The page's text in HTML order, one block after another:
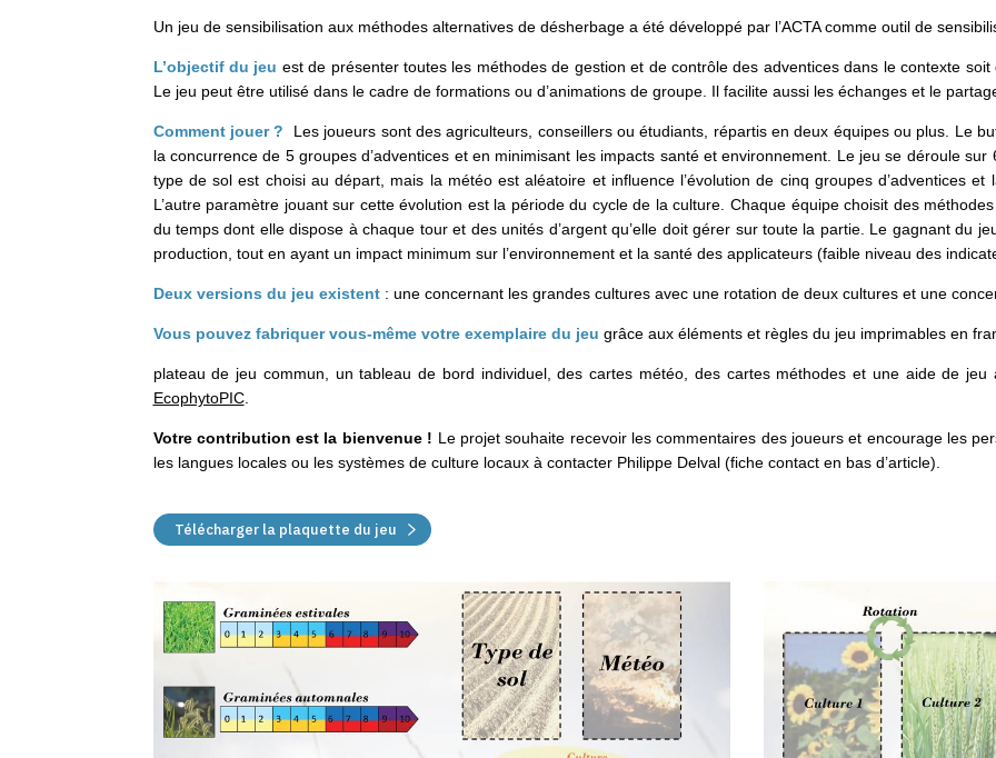
Un jeu de sensibilisation aux méthodes alternatives de désherbage a été développé par l’ACTA comme outil de
L’objectif du jeu est de présenter toutes les méthodes de gestion et de contrôle des adventices dans le contexte soit
Le jeu peut être utilisé dans le cadre de formations ou d’animations de groupe. Il facilite aussi les échanges et le
Comment jouer ?
Les joueurs sont des agriculteurs, conseillers ou étudiants, répartis en deux équipes ou plus. Le
la concurrence de 5 groupes d’adventices et en minimisant les impacts santé et environnement. Le jeu se déroule
type de sol est choisi au départ, mais la météo est aléatoire et influence l’évolution de cinq groupes d’adventices
L’autre paramètre jouant sur cette évolution est la période du cycle de la culture. Chaque équipe choisit des
du temps dont elle dispose à chaque tour et des unités d’argent qu’elle doit gérer sur toute la partie. Le gagnant du
production, tout en ayant un impact minimum sur l’environnement et la santé des applicateurs (faible niveau des
Deux versions du jeu existent : une concernant les grandes cultures avec une rotation de deux cultures et une
Vous pouvez fabriquer vous-même votre exemplaire du jeu grâce aux éléments et règles du jeu imprimables en
plateau de jeu commun, un tableau de bord individuel, des cartes météo, des cartes méthodes et une aide de jeu
EcophytoPIC.
Votre contribution est la bienvenue ! Le projet souhaite recevoir les commentaires des joueurs et encourage les
les langues locales ou les systèmes de culture locaux à contacter Philippe Delval (fiche contact en bas d’article).
Télécharger la plaquette du jeu